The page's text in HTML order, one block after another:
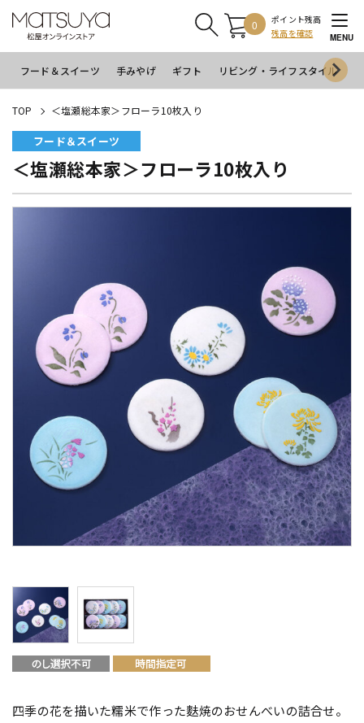
0
ポイント残高
残高を確認
MENU
フード＆スイーツ 手みやげ ギフト リビング・ライフスタイル
TOP ＜塩瀬総本家＞フローラ10枚入り
フード＆スイーツ
＜塩瀬総本家＞フローラ10枚入り
四季の花を描いた糯米で作った麩焼のおせんべいの詰合せ。